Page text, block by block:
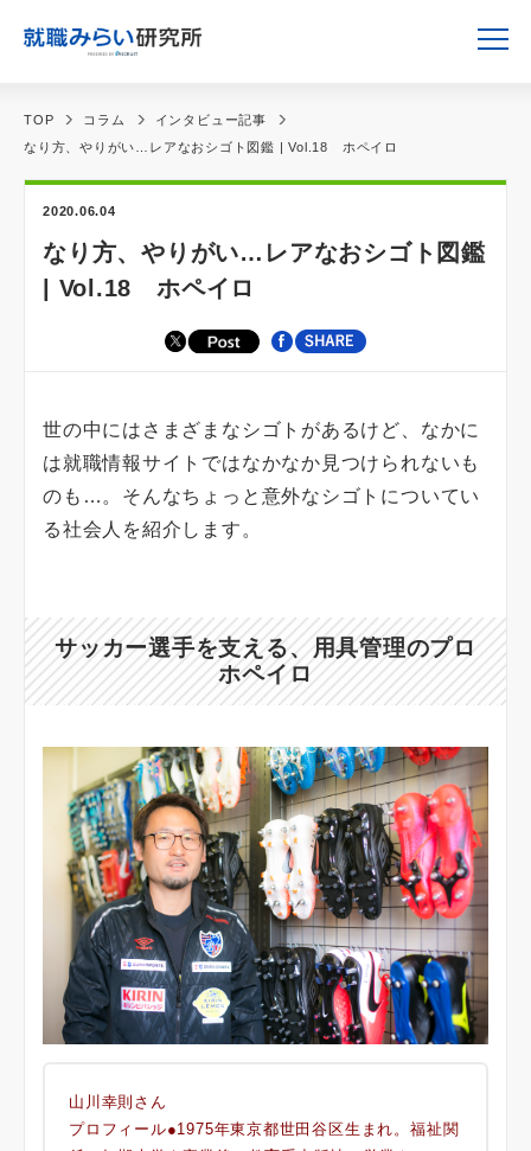
TOP コラム
インタビュー記事
なり方、やりがい…レアなおシゴト図鑑 | Vol.18 ホペイロ
2020.06.04
なり方、やりがい…レアなおシゴト図鑑
| Vol.18 ホペイロ
世の中にはさまざまなシゴトがあるけど、なかに
は就職情報サイトではなかなか見つけられないも
のも…。そんなちょっと意外なシゴトについてい
る社会人を紹介します。
サッカー選手を支える、用具管理のプロ
ホペイロ
山川幸則さん
プロフィール●1975年東京都世田谷区生まれ。福祉関